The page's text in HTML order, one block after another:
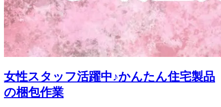
女性スタッフ活躍中♪かんたん住宅製品
の梱包作業